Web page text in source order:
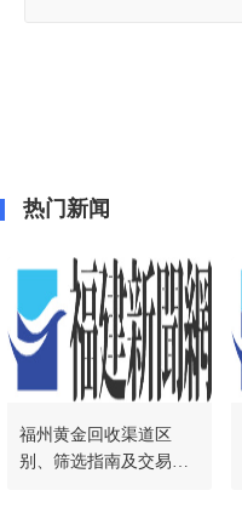
热门新闻
福州黄金回收渠道区
别、筛选指南及交易须